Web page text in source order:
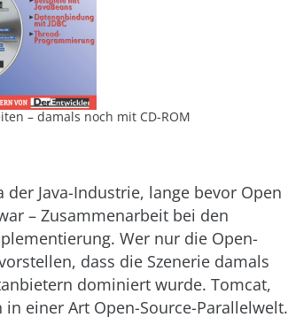
– damals noch mit CD-ROM
Java-Industrie, lange bevor Open
– Zusammenarbeit bei den
Wer nur die Open-
dass die Szenerie damals
dominiert wurde. Tomcat,
einer Art Open-Source-Parallelwelt.